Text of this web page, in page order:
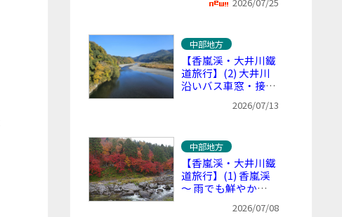
日本一の急勾配・こ
中部地方
【香嵐渓・大井川鐵
道旅行】(2) 大井川
沿いバス車窓・接岨
不通区間を含む沿線
2026/07/13
中部地方
【香嵐渓・大井川鐵
道旅行】(1) 香嵐渓
～ 雨でも鮮やかで
2026/07/08